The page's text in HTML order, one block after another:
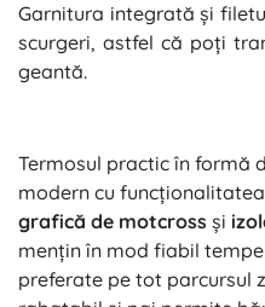
Garnitura integrată și
scurgeri, astfel că poți
geantă.
Termosul practic în formă
modern cu
grafică de motcross și
mențin în mod fiabil
preferate pe tot parcursul